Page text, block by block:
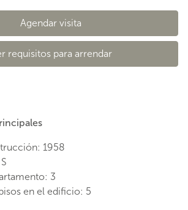
Agendar visita
requisitos para arrendar
1958
3
en el edificio: 5